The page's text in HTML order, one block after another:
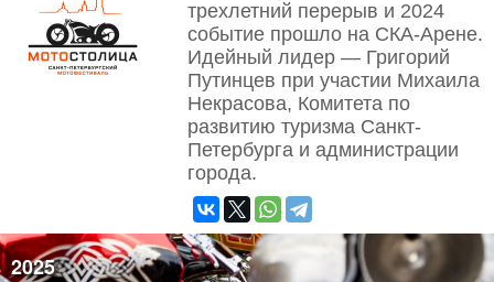
трехлетний перерыв и 2024
событие прошло на СКА-Арене.
Идейный лидер — Григорий
Путинцев при участии Михаила
Некрасова, Комитета по
развитию туризма Санкт-
Петербурга и администрации
города.
2025